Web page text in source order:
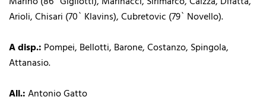
Arioli, Chisari (70` Klavins), Cubretovic (79` Novello).
A disp.: Pompei, Bellotti, Barone, Costanzo, Spingola,
Attanasio.
All.:Antonio Gatto